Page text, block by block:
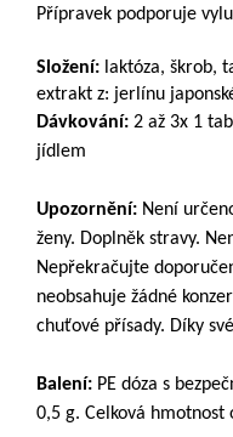
Přípravek podporuje
Složení: laktóza, škrob,
extrakt z: jerlínu
Dávkování: 2 až 3x 1
jídlem
Upozornění: Není
ženy. Doplněk stravy.
Nepřekračujte
neobsahuje žádné
chuťové přísady. Díky
Balení: PE dóza s
0,5 g. Celková hmotnost